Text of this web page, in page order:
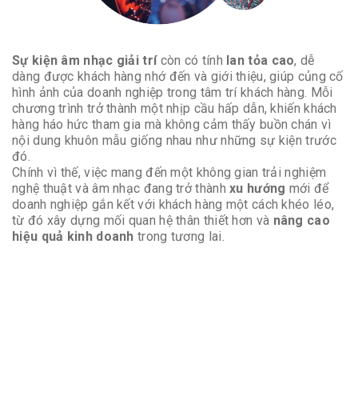
Sự kiện âm nhạc giải trícòn có tính lan tỏa cao, dễ
dàng được khách hàng nhớ đến và giới thiệu, giúp củng cố
hình ảnh của doanh nghiệp trong tâm trí khách hàng. Mỗi
chương trình trở thành một nhịp cầu hấp dẫn, khiến khách
hàng háo hức tham gia mà không cảm thấy buồn chán vì
nội dung khuôn mẫu giống nhau như những sự kiện trước
đó.
Chính vì thế, việc mang đến một không gian trải nghiệm
nghệ thuật và âm nhạc đang trở thànhxu hướng mới để
doanh nghiệp gắn kết với khách hàng một cách khéo léo,
từ đó xây dựng mối quan hệ thân thiết hơn và nâng cao
hiệu quả kinh doanh trong tương lai.